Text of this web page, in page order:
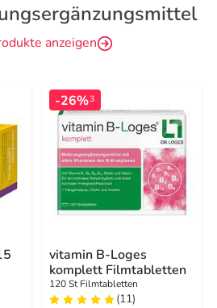
anzeigen
-26%3
vitamin B-Loges
komplett Filmtabletten
120 St Filmtabletten
(11)